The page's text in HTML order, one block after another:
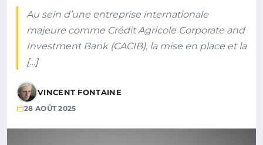
Au sein d’une entreprise internationale
majeure comme Crédit Agricole Corporate and
Investment Bank (CACIB), la mise en place et la
[…]
VINCENT FONTAINE
28 AOÛT 2025